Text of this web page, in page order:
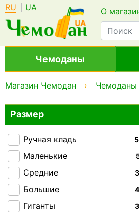
RU UA О
Чемоданы
Магазин Чемодан Чемоданы
Размер
Ручная кладь
Маленькие
Средние
Большие
Гиганты